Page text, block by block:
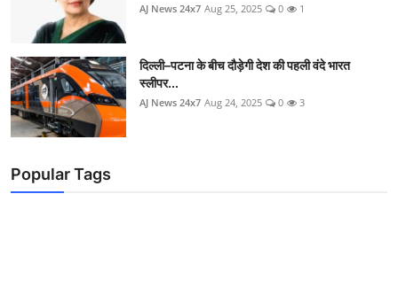
AJ News 24x7 Aug 25, 2025 0 1
दिल्ली–पटना के बीच दौड़ेगी देश की पहली वंदे भारत
स्लीपर...
AJ News 24x7 Aug 24, 2025 0 3
Popular Tags